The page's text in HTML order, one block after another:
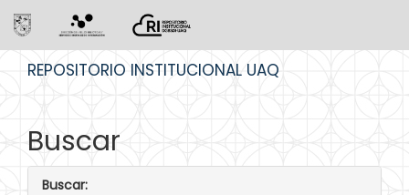
REPOSITORIO INSTITUCIONAL UAQ
Buscar
Buscar: